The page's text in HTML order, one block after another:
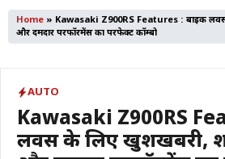
Home » Kawasaki Z900RS Features : बाइक
और दमदार परफॉरमेंस का परफेक्ट कॉम्बो
AUTO
Kawasaki Z900RS
लवर्स के लिए खुशखबरी,